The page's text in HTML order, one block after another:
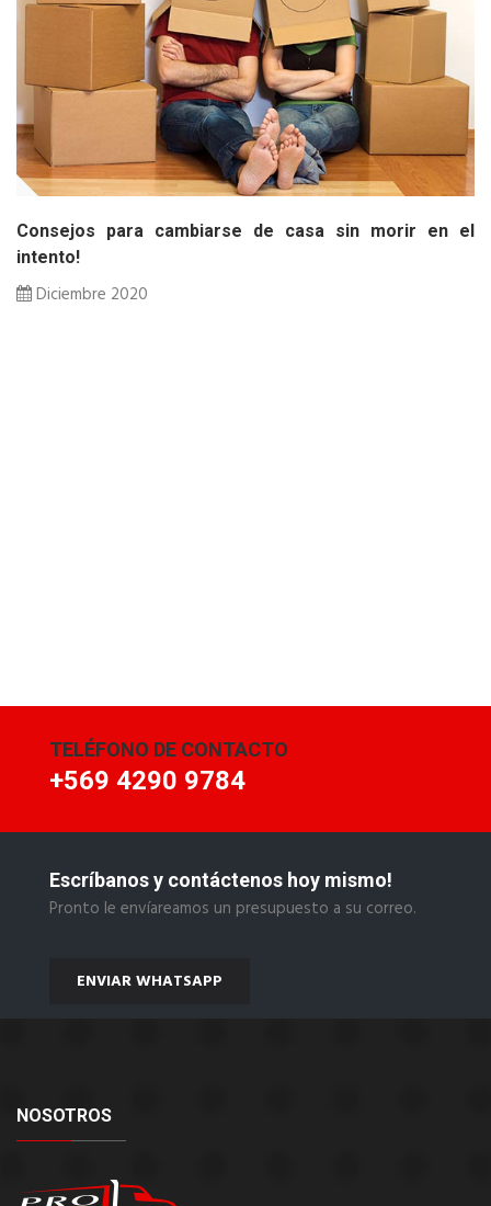
Consejos para cambiarse de casa sin morir en el
intento!
Diciembre 2020
TELÉFONO DE CONTACTO
+569 4290 9784
Escríbanos y contáctenos hoy mismo!
Pronto le envíareamos un presupuesto a su correo.
ENVIAR WHATSAPP
NOSOTROS